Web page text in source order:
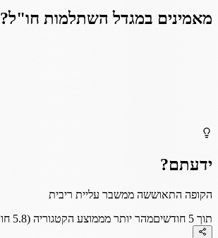
מאמינים במגדל השתלמות חו"ל?
ידעתם?
הקופה התאוששה ממשבר עליית ריבית
תוך 5 חודשים
מהר יותר מממוצע הקטגוריה (5.8 חודשים)